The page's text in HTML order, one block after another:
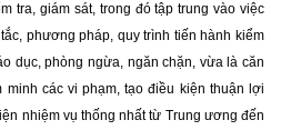
tra, giám sát, trong đó tập trung vào việc
phương pháp, quy trình tiến hành kiểm
dục, phòng ngừa, ngăn chặn, vừa là căn
các vi phạm, tạo điều kiện thuận lợi
nhiệm vụ thống nhất từ Trung ương đến